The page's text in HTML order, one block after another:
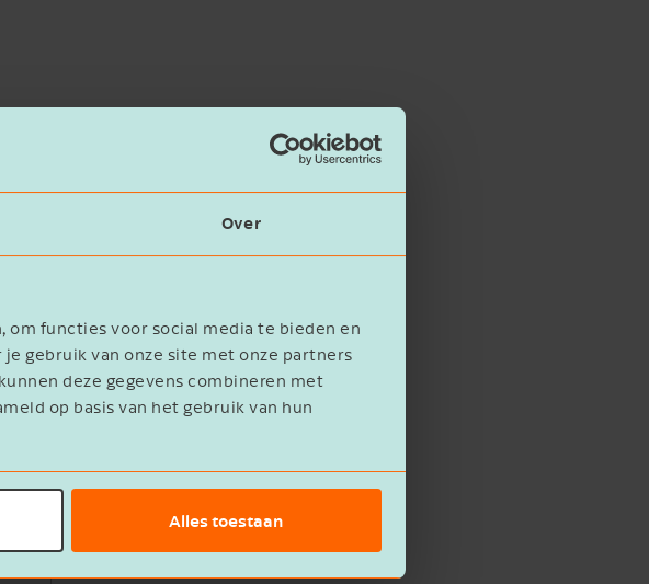
Over
functies voor social media te bieden en
gebruik van onze site met onze partners
deze gegevens combineren met
op basis van het gebruik van hun
Alles toestaan